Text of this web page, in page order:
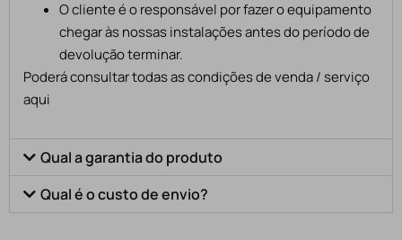
O cliente é o responsável por fazer o equipamento
chegar às nossas instalações antes do período de
devolução terminar.
Poderá consultar todas as condições de venda / serviço
aqui
Qual a garantia do produto
Qual é o custo de envio?